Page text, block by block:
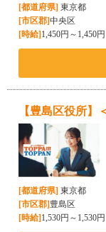
[都道府県] 東京都
[市区郡]中央区
[時給]1,450円～1,450円
[都道府県] 東京都
[市区郡] 豊島区
[時給] 1,530円～1,530円